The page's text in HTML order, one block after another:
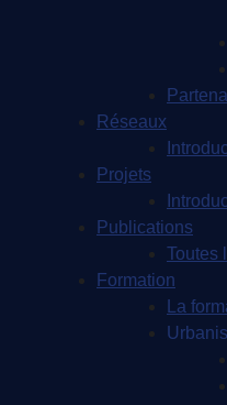
Réseaux
Projets
Publications
Toutes
Formation
La